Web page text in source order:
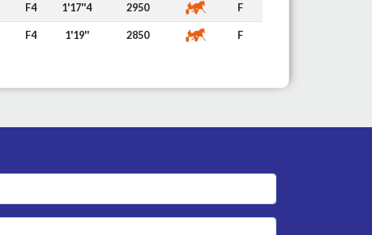
F4 1'17''4 2950 F
F4 1'19'' 2850 F